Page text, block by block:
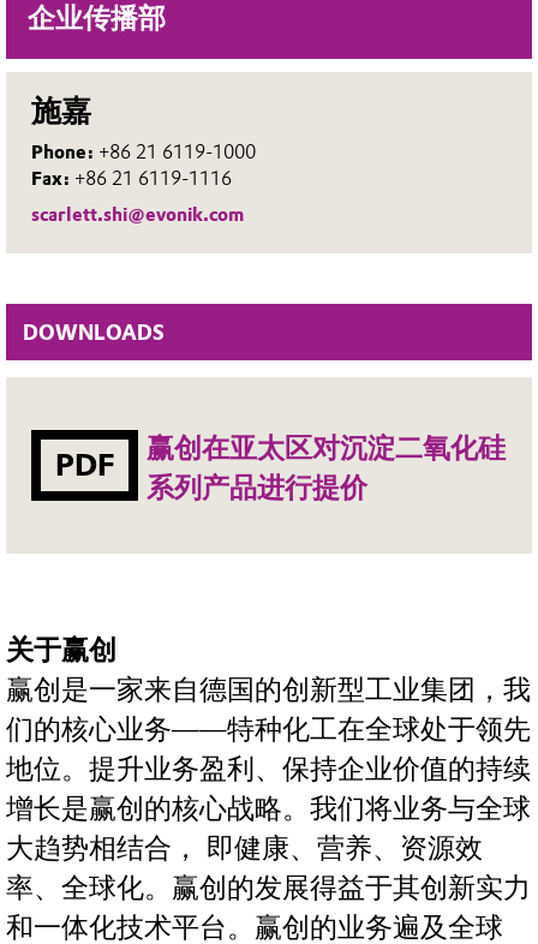
企业传播部
施嘉
Phone: +86 21 6119-1000
Fax: +86 21 6119-1116
scarlett.shi@evonik.com
DOWNLOADS
PDF
赢创在亚太区对沉淀二氧化硅
系列产品进行提价
关于赢创
赢创是一家来自德国的创新型工业集团，我
们的核心业务——特种化工在全球处于领先
地位。提升业务盈利、保持企业价值的持续
增长是赢创的核心战略。我们将业务与全球
大趋势相结合， 即健康、营养、资源效
率、全球化。赢创的发展得益于其创新实力
和一体化技术平台。赢创的业务遍及全球